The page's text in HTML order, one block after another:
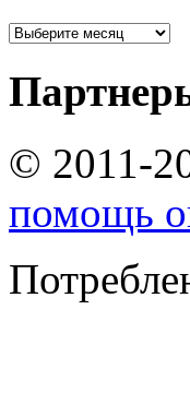
© 2011-
помощь